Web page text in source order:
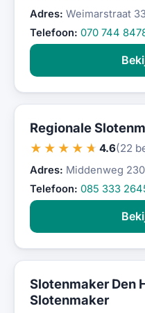
Adres: Weimarstraat
Telefoon: 070 744
Regionale
★★★★★ 4.6(22
Adres: Middenweg
Telefoon: 085 333
Slotenmaker Den
Slotenmaker